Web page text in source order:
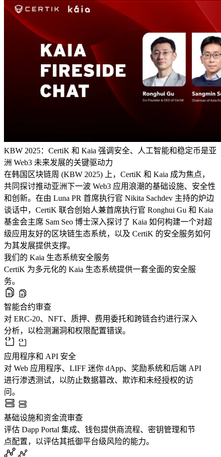
KBW 2025：CertiK 和 Kaia 强调安全、人工智能和稳定币是亚
洲 Web3 未来发展的关键驱动力
在韩国区块链周 (KBW 2025) 上，CertiK 和 Kaia 成为焦点，
共同探讨推动亚洲下一波 Web3 应用浪潮的基础设施、安全性
和创新。在由 Luna PR 首席执行官 Nikita Sachdev 主持的炉边
谈话中，CertiK 联合创始人兼首席执行官 Ronghui Gu 和 Kaia
基金会主席 Sam Seo 博士深入探讨了 Kaia 如何构建一个对超
级应用友好的区块链生态系统，以及 CertiK 的安全服务如何
为其发展提供支撑。
我们的 Kaia 生态系统安全服务
CertiK 为多元化的 Kaia 生态系统提供一套全面的安全服
务。
智能合约审查
对 ERC-20、NFT、质押、费用委托和跨链合约进行深入
分析，以检测漏洞和权限配置错误。
应用程序和 API 安全
对 Web 应用程序、LIFF 迷你 dApp、奖励系统和后端 API
进行渗透测试，以防止数据篡改、欺诈和未经授权的访
问。
基础设施和资金流审查
评估 Dapp Portal 集成、钱包提供商流程、密钥管理和节
点配置，以评估其抵御平台级风险的能力。